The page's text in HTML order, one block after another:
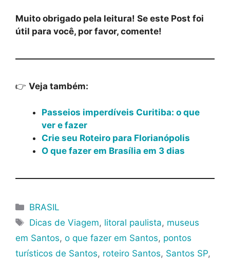
Muito obrigado pela leitura! Se este Post foi
útil para você, por favor, comente!
👉 Veja também:
Passeios imperdíveis Curitiba: o que
ver e fazer
Crie seu Roteiro para Florianópolis
O que fazer em Brasília em 3 dias
Categorias
BRASIL
Tags
Dicas de Viagem, litoral paulista, museus
em Santos, o que fazer em Santos, pontos
turísticos de Santos, roteiro Santos, Santos SP,